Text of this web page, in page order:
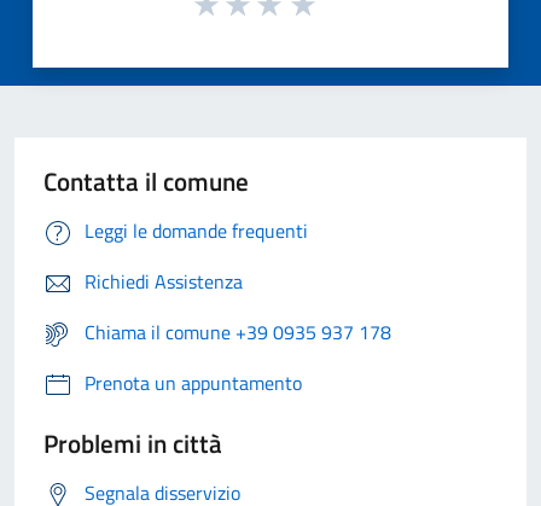
Contatta il comune
Leggi le domande frequenti
Richiedi Assistenza
Chiama il comune +39 0935 937 178
Prenota un appuntamento
Problemi in città
Segnala disservizio